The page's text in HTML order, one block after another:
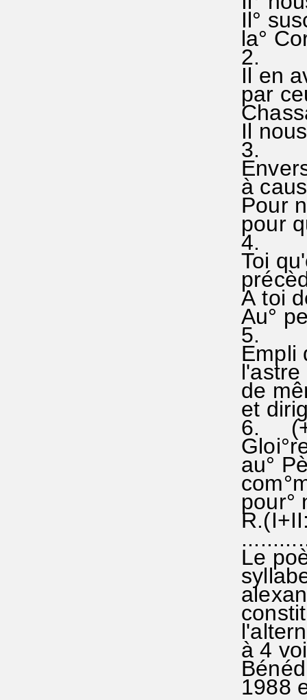
Il°
la°
2.
Il en
par
Il
3.
à
Pour
pour
4.
Toi
A toi
Au°
5.
Empli
de
et
6. (+
au°
pour°
Le
à 4
1988